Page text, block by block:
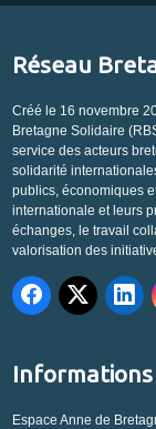
Réseau
Créé le 16 novembre
Bretagne Solidaire
service des acteurs
solidarité
publics, économiques
internationale et leurs
échanges, le travail
valorisation des
Espace Anne de